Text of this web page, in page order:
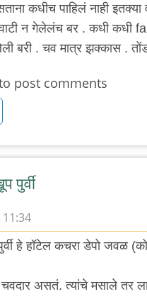
कधीच पाहिलं नाही
वाटी न गेलेलंच बर . कधी कधी
बरी . चव मात्र झक्कास .
post comments
पुर्वी
हे हॉटेल कचरा डेपो जवळ
असतं. त्यांचे मसाले तर